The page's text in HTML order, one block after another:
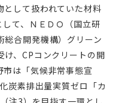
として扱われていた材料
て、ＮＥＤＯ（国立研
総合開発機構）グリーン
け、CPコンクリートの開
は「気候非常事態宣
炭素排出量実質ゼロ「カ